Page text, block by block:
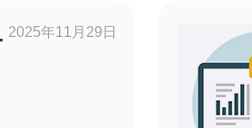
2025年11月29日